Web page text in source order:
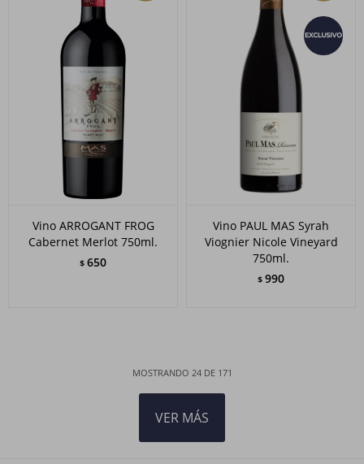
Vino ARROGANT FROG
Cabernet Merlot 750ml.
$ 650
Vino PAUL MAS Syrah
Viognier Nicole Vineyard
750ml.
$ 990
MOSTRANDO 24DE 171
VER MÁS